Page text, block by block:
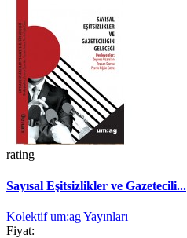
rating
Sayısal Eşitsizlikler ve Gazetecili...
Kolektif um:ag Yayınları
Fiyat: